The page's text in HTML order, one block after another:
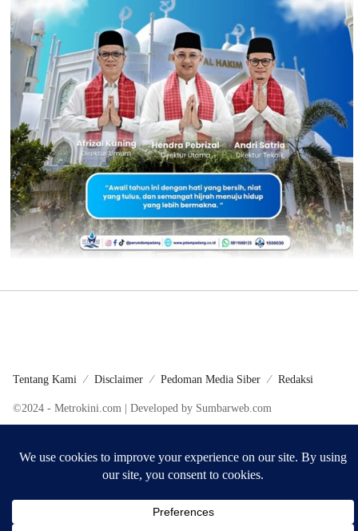
Tentang Kami Disclaimer Pedoman Media Siber Redaksi
©2024 - Metrokini.com | Developed by Sumbarweb.com